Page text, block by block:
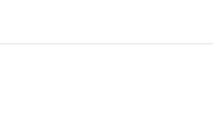
نايروبي، إيه بريفيرد لايف ستايل هوتل